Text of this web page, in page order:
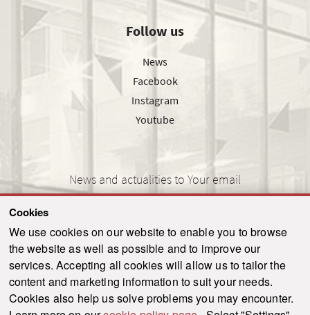
Cookies
We use cookies on our website to enable you to browse
the website as well as possible and to improve our
services. Accepting all cookies will allow us to tailor the
content and marketing information to suit your needs.
Cookies also help us solve problems you may encounter.
Follow us
News
Facebook
Instagram
Youtube
News and actualities to Your email
SEND